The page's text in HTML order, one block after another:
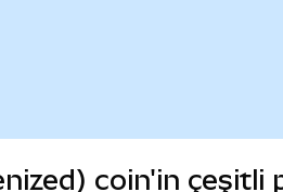
coin'in